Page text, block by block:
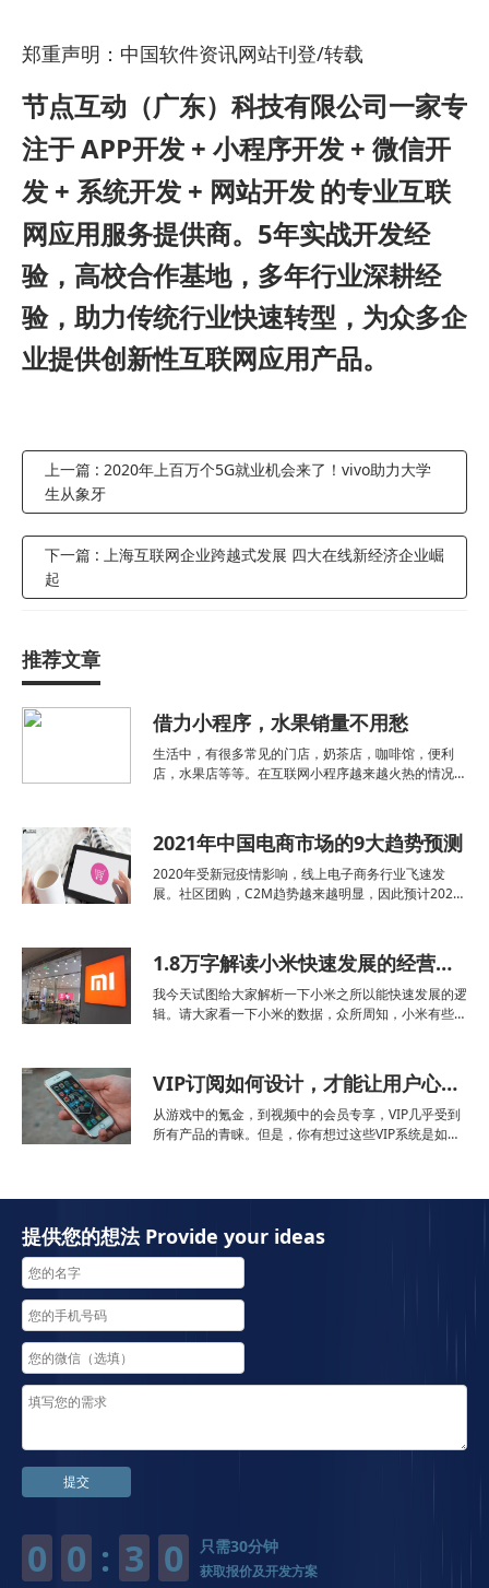
郑重声明：中国软件资讯网站刊登/转载
节点互动（广东）科技有限公司一家专
注于 APP开发 + 小程序开发 + 微信开
发 + 系统开发 + 网站开发 的专业互联
网应用服务提供商。 5年实战开发经
验，高校合作基地，多年行业深耕经
验，助力传统行业快速转型，为众多企
业提供创新性互联网应用产品。
上一篇 : 2020年上百万个5G就业机会来了！vivo助力大学
生从象牙
下一篇 : 上海互联网企业跨越式发展 四大在线新经济企业崛
起
推荐文章
借力小程序，水果销量不用愁
生活中，有很多常见的门店，奶茶店，咖啡馆，便利
店，水果店等等。在互联网小程序越来越火热的情况
金和人工成本的不断上涨，导致获客成本也随之不断上
涨，仅靠线下门
2021年中国电商市场的9大趋势预测
2020年受新冠疫情影响，线上电子商务行业飞速发
展。社区团购，C2M趋势越来越明显，因此预计2021
市。以下是2021年中国电子商务市场的10大趋势预
测。
1.8万字解读小米快速发展的经营逻辑
我今天试图给大家解析一下小米之所以能快速发展的逻
辑。请大家看一下小米的数据，众所周知，小米有些数
元。世界财富500强的门槛是1600亿，20
VIP订阅如何设计，才能让用户心甘情愿掏钱？
从游戏中的氪金，到视频中的会员专享，VIP几乎受到
所有产品的青睐。但是，你有想过这些VIP系统是如何
提供您的想法 Provide your ideas
提交
0 0 : 3 0 只需30分钟
获取报价及开发方案